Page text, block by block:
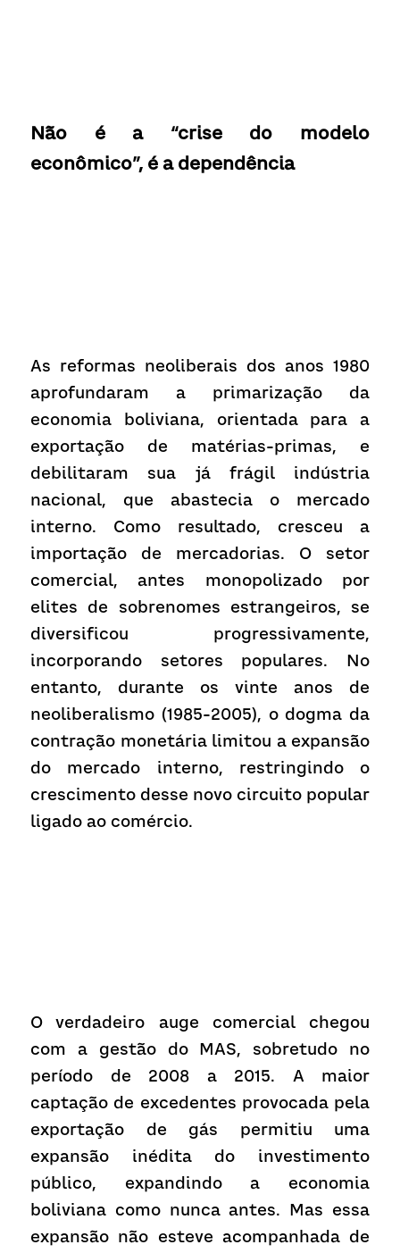
Não é a “crise do modelo
econômico”, é a dependência
As reformas neoliberais dos anos 1980
aprofundaram a primarização da
economia boliviana, orientada para a
exportação de matérias-primas, e
debilitaram sua já frágil indústria
nacional, que abastecia o mercado
interno. Como resultado, cresceu a
importação de mercadorias. O setor
comercial, antes monopolizado por
elites de sobrenomes estrangeiros, se
diversificou progressivamente,
incorporando setores populares. No
entanto, durante os vinte anos de
neoliberalismo (1985-2005), o dogma da
contração monetária limitou a expansão
do mercado interno, restringindo o
crescimento desse novo circuito popular
ligado ao comércio.
O verdadeiro auge comercial chegou
com a gestão do MAS, sobretudo no
período de 2008 a 2015. A maior
captação de excedentes provocada pela
exportação de gás permitiu uma
expansão inédita do investimento
público, expandindo a economia
boliviana como nunca antes. Mas essa
expansão não esteve acompanhada de